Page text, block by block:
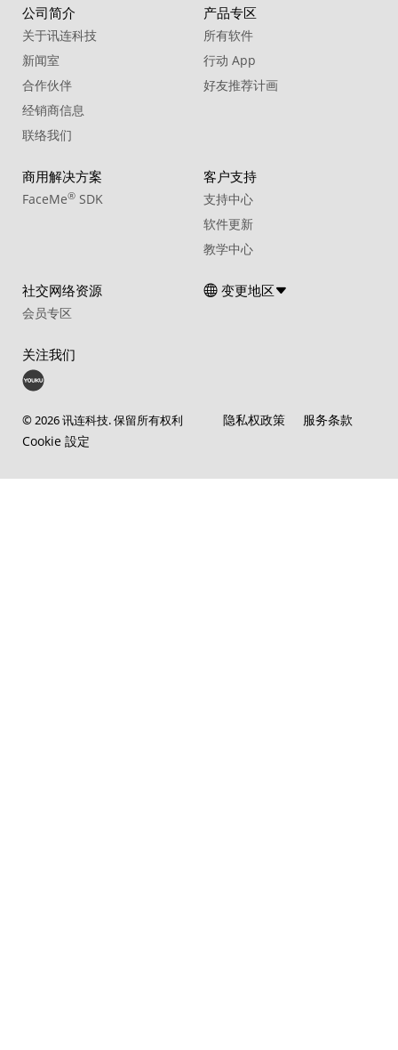
公司简介
关于讯连科技
新闻室
合作伙伴
经销商信息
联络我们
产品专区
所有软件
行动 App
好友推荐计画
商用解决方案
FaceMe® SDK
客户支持
支持中心
软件更新
教学中心
社交网络资源
会员专区
关注我们
变更地区
© 2026 讯连科技. 保留所有权利 隐私权政策
服务条款
Cookie 設定